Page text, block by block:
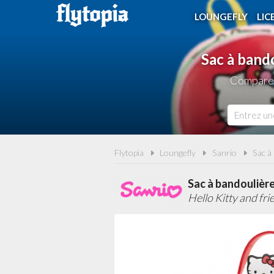
LOUNGEFLY
Sac à
Flytopia Loungefly Sanrio Sac
Sac à
Hello Kitty and